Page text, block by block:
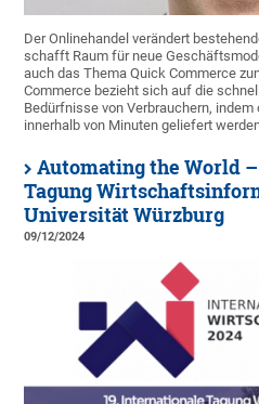
Der Onlinehandel verändert
schafft Raum für neue
auch das Thema Quick Commerce
Commerce bezieht sich auf die
Bedürfnisse von Verbrauchern,
innerhalb von Minuten geliefert
Automating the World
Tagung
Universität Würzburg
09/12/2024